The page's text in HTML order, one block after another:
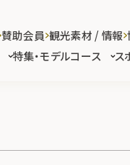
特集・モデルコース ス
賛助会員 観光素材 / 情報